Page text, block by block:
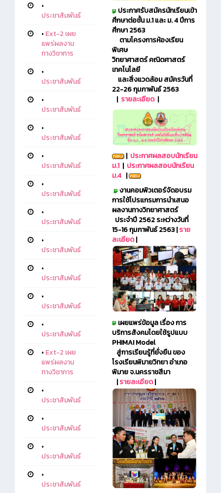
•
ประชาสัมพันธ์
• Ext-2 เผย
แพร่ผลงาน
ทางวิชาการ
•
ประชาสัมพันธ์
•
ประชาสัมพันธ์
•
ประชาสัมพันธ์
•
ประชาสัมพันธ์
•
ประชาสัมพันธ์
•
ประชาสัมพันธ์
•
ประชาสัมพันธ์
•
ประชาสัมพันธ์
•
ประชาสัมพันธ์
•
ประชาสัมพันธ์
• Ext-2 เผย
แพร่ผลงาน
ทางวิชาการ
•
ประชาสัมพันธ์
•
ประชาสัมพันธ์
•
ประชาสัมพันธ์
•
ประชาสัมพันธ์
ประกาศรับสมัครนักเรียนเข้า
ศึกษาต่อชั้น ม.1 และ ม. 4 ปีการ
ศึกษา 2563
ตามโครงการห้องเรียน
พิเศษ
วิทยาศาสตร์คณิตศาสตร์
เทคโนโลยี
และสิ่งแวดล้อมสมัครวันที่
22-26 กุมภาพันธ์ 2563
| รายละเอียด |
| ประกาศผลสอบนักเรียน
ม.1 | ประกาศผลสอบนักเรียน
ม.4 |
งานคอมพิวเตอร์จัดอบรม
การใช้โปรแกรมการนำเสนอ
ผลงานทางวิทยาศาสตร์
ประจำปี 2562 ระหว่างวันที่
15-16 กุมภาพันธ์ 2563 |ราย
ละเอียด|
เผยแพร่ข้อมูล เรื่อง การ
บริการสังคมโดยใช้รูปแบบ
PHIMAI Model
สู่การเรียนรู้ที่ยั่งยืน ของ
โรงเรียนพิมายวิทยา อำเภอ
พิมาย จ.นครราชสีมา
|รายละเอียด|